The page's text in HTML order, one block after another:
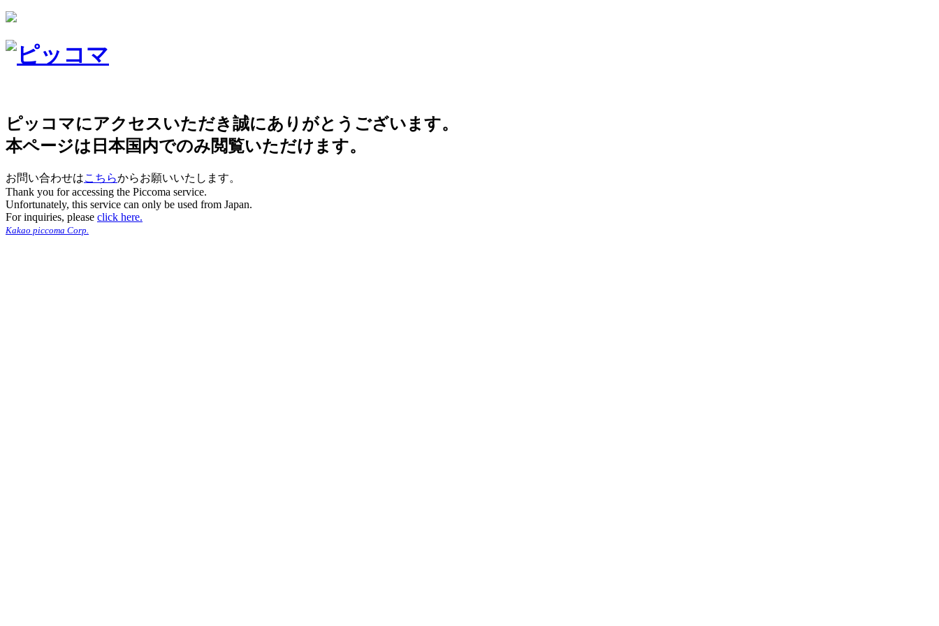
ピッコマにアクセスいただき誠にありがとうございます。
本ページは日本国内でのみ閲覧いただけます。
お問い合わせはこちらからお願いいたします。
Thank you for accessing the Piccoma service.
Unfortunately, this service can only be used from Japan.
For inquiries, please click here.
Kakao piccoma Corp.